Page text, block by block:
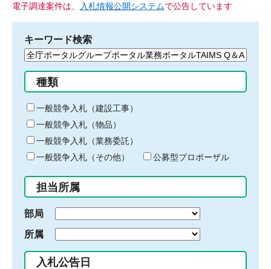
電子調達案件は、 入札情報公開システムで公告しています
キーワード検索
検
る
キ
ー
ワ
ー
ド
入
力
種類
一般競争入札（建設工事）
一般競争入札（物品）
一般競争入札（業務委託）
一般競争入札（その他）
公募型プロポーザル
担当所属
部局
所属
入札公告日